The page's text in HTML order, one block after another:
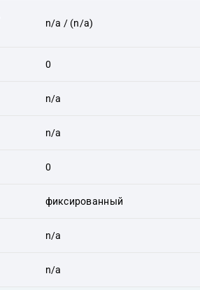
n/a / (n/a)
0
n/a
n/a
0
фиксированный
n/a
n/a